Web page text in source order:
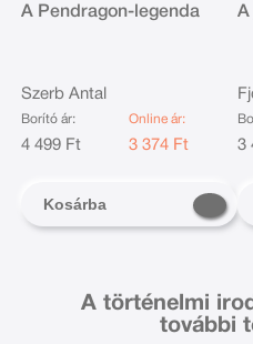
A Pendragon-legenda
Szerb Antal
Borító ár:
4 499 Ft
Online ár:
3 374 Ft
Kosárba
A
3
A történelmi
további